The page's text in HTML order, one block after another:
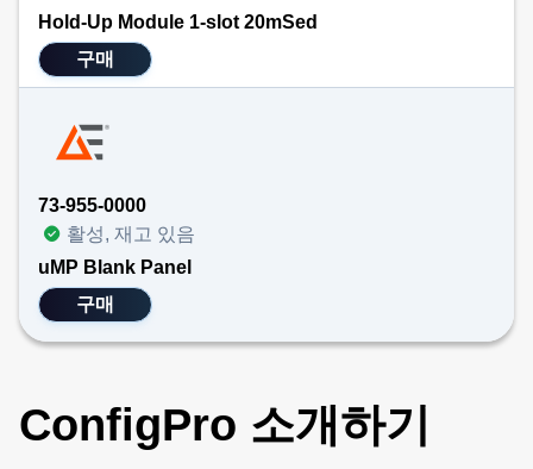
Hold-Up Module 1-slot 20mSed
구매
73-955-0000
활성, 재고 있음
uMP Blank Panel
구매
ConfigPro 소개하기